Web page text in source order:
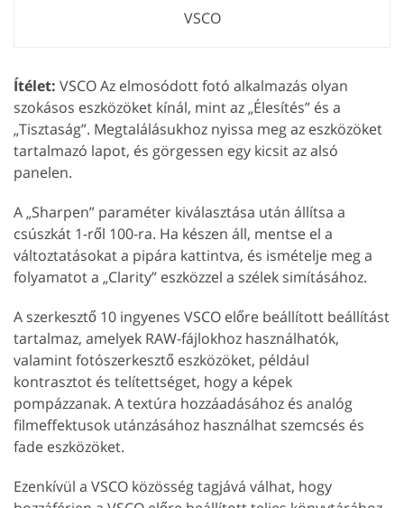
VSCO
Ítélet: VSCO Az elmosódott fotó alkalmazás olyan
szokásos eszközöket kínál, mint az „Élesítés” és a
„Tisztaság”. Megtalálásukhoz nyissa meg az eszközöket
tartalmazó lapot, és görgessen egy kicsit az alsó
panelen.
A „Sharpen” paraméter kiválasztása után állítsa a
csúszkát 1-ről 100-ra. Ha készen áll, mentse el a
változtatásokat a pipára kattintva, és ismételje meg a
folyamatot a „Clarity” eszközzel a szélek simításához.
A szerkesztő 10 ingyenes VSCO előre beállított beállítást
tartalmaz, amelyek RAW-fájlokhoz használhatók,
valamint fotószerkesztő eszközöket, például
kontrasztot és telítettséget, hogy a képek
pompázzanak. A textúra hozzáadásához és analóg
filmeffektusok utánzásához használhat szemcsés és
fade eszközöket.
Ezenkívül a VSCO közösség tagjává válhat, hogy